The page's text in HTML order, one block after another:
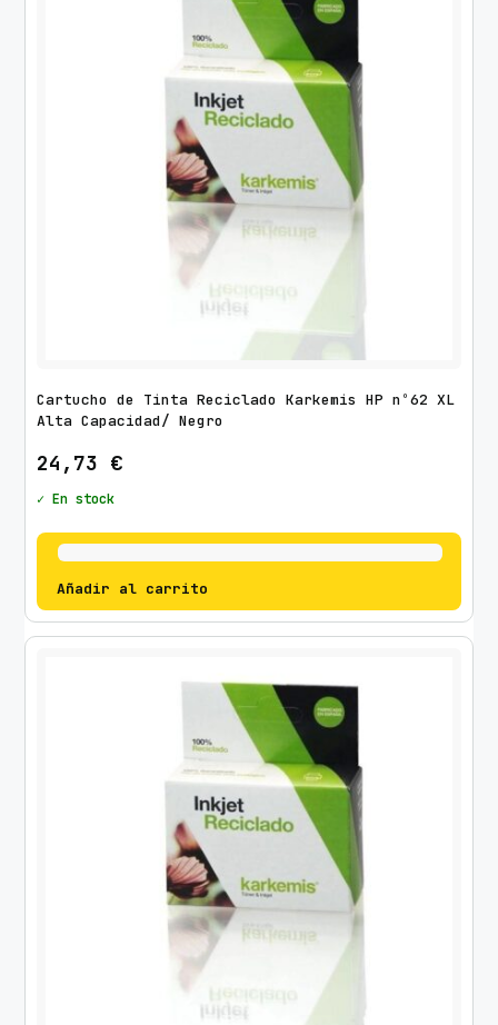
Cartucho de Tinta Reciclado Karkemis HP nº62 XL
Alta Capacidad/ Negro
24,73 €
✓ En stock
Añadir al carrito